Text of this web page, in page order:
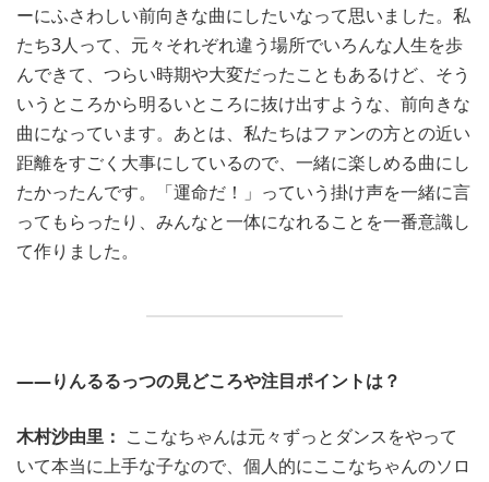
ーにふさわしい前向きな曲にしたいなって思いました。私
たち3人って、元々それぞれ違う場所でいろんな人生を歩
んできて、つらい時期や大変だったこともあるけど、そう
いうところから明るいところに抜け出すような、前向きな
曲になっています。あとは、私たちはファンの方との近い
距離をすごく大事にしているので、一緒に楽しめる曲にし
たかったんです。「運命だ！」っていう掛け声を一緒に言
ってもらったり、みんなと一体になれることを一番意識し
て作りました。
――りんるるっつの見どころや注目ポイントは？
木村沙由里： ここなちゃんは元々ずっとダンスをやって
いて本当に上手な子なので、個人的にここなちゃんのソロ